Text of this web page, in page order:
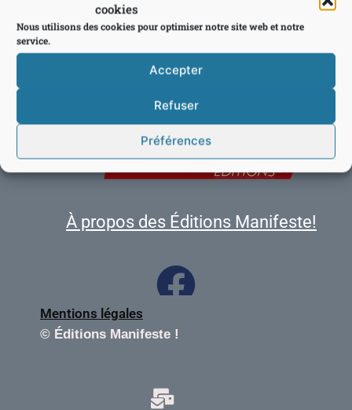
cookies
Nous utilisons des cookies pour optimiser notre site web et notre
service.
Accepter
Refuser
Préférences
À propos des Éditions Manifeste!
Mentions légales
© Éditions Manifeste !